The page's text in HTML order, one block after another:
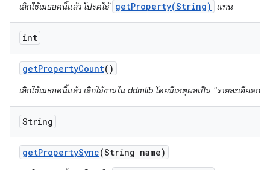
เลิกใช้เมธอดนี้แล้ว โปรดใช้ getProperty(String) แทน
int
getPropertyCount()
เลิกใช้เมธอดนี้แล้ว เลิกใช้งานใน ddmlib โดยมีเหตุผลเป็น "รายละเอียดกา
String
getPropertySync(String name)